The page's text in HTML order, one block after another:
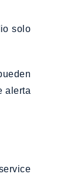
solo
alerta